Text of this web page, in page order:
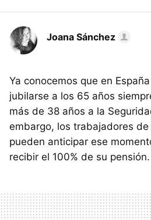
Joana Sánchez
Ya conocemos que en
jubilarse a los 65 años
más de 38 años a la
embargo, los trabajadores
pueden anticipar ese
recibir el 100% de su pensión.